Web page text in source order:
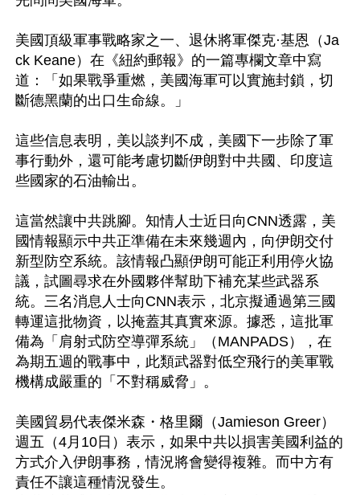
美國頂級軍事戰略家之一、退休將軍傑克·基恩（Ja
ck Keane）在《紐約郵報》的一篇專欄文章中寫
道：「如果戰爭重燃，美國海軍可以實施封鎖，切
斷德黑蘭的出口生命線。」
這些信息表明，美以談判不成，美國下一步除了軍
事行動外，還可能考慮切斷伊朗對中共國、印度這
些國家的石油輸出。
這當然讓中共跳腳。知情人士近日向CNN透露，美
國情報顯示中共正準備在未來幾週內，向伊朗交付
新型防空系統。該情報凸顯伊朗可能正利用停火協
議，試圖尋求在外國夥伴幫助下補充某些武器系
統。三名消息人士向CNN表示，北京擬通過第三國
轉運這批物資，以掩蓋其真實來源。據悉，這批軍
備為「肩射式防空導彈系統」（MANPADS），在
為期五週的戰事中，此類武器對低空飛行的美軍戰
機構成嚴重的「不對稱威脅」。
美國貿易代表傑米森・格里爾（Jamieson Greer）
週五（4月10日）表示，如果中共以損害美國利益的
方式介入伊朗事務，情況將會變得複雜。而中方有
責任不讓這種情況發生。